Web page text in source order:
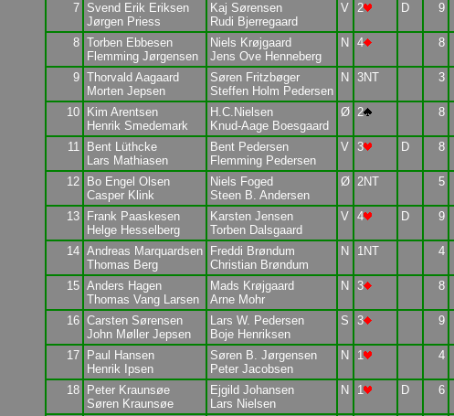
7
Svend Erik Eriksen
Jørgen Priess
Kaj Sørensen
Rudi Bjerregaard
V 2 D 9
8 Torben Ebbesen
Flemming Jørgensen
Niels Krøjgaard
Jens Ove Henneberg
N 4 8
9 Thorvald Aagaard
Morten Jepsen
Søren Fritzbøger
Steffen Holm Pedersen
N 3NT 3
10
Kim Arentsen
Henrik Smedemark
H.C.Nielsen
Knud-Aage Boesgaard
Ø 2 8
11
Bent Lüthcke
Lars Mathiasen
Bent Pedersen
Flemming Pedersen
V 3 D 8
12
Bo Engel Olsen
Casper Klink
Niels Foged
Steen B. Andersen
Ø 2NT 5
13
Frank Paaskesen
Helge Hesselberg
Karsten Jensen
Torben Dalsgaard
V 4 D 9
14 Andreas Marquardsen
Thomas Berg
Freddi Brøndum
Christian Brøndum
N 1NT 4
15 Anders Hagen
Thomas Vang Larsen
Mads Krøjgaard
Arne Mohr
N 3 8
16 Carsten Sørensen
John Møller Jepsen
Lars W. Pedersen
Boje Henriksen
S 3 9
17
Paul Hansen
Henrik Ipsen
Søren B. Jørgensen
Peter Jacobsen
N 1 4
18
Peter Kraunsøe
Søren Kraunsøe
Ejgild Johansen
Lars Nielsen
N 1 D 6